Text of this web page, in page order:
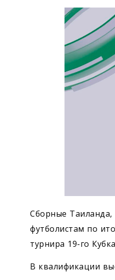
Сборные Таиланда,
футболистам по
турнира 19-го
В квалификации